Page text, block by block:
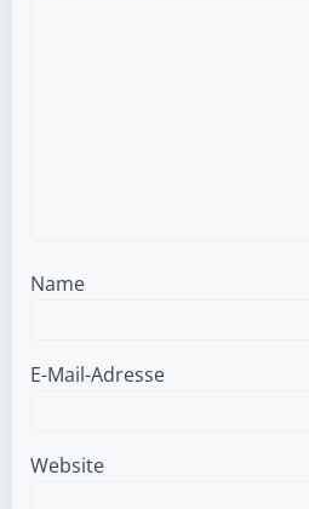
Name
E-Mail-Adresse
Website